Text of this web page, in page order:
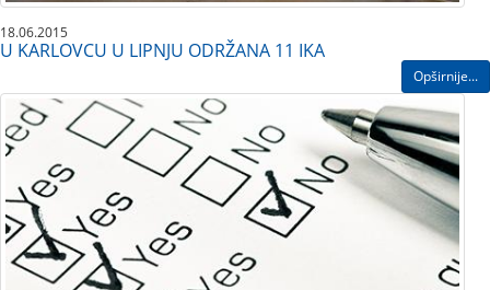
18.06.2015
U KARLOVCU U LIPNJU ODRŽANA 11 IKA
Opširnije...